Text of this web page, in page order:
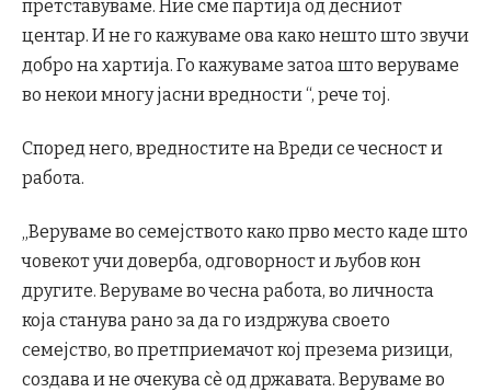
претставуваме. Ние сме партија од десниот
центар. И не го кажуваме ова како нешто што звучи
добро на хартија. Го кажуваме затоа што веруваме
во некои многу јасни вредности “, рече тој.
Според него, вредностите на Вреди се чесност и
работа.
„Веруваме во семејството како прво место каде што
човекот учи доверба, одговорност и љубов кон
другите. Веруваме во чесна работа, во личноста
која станува рано за да го издржува своето
семејство, во претприемачот кој презема ризици,
создава и не очекува сè од државата. Веруваме во